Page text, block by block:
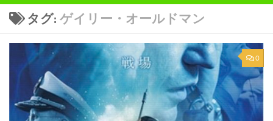
タグ: ゲイリー・オールドマン
0